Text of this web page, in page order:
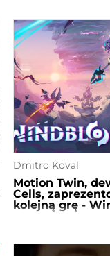
Dmitro Koval
Motion Twin,
Cells,
kolejną grę -